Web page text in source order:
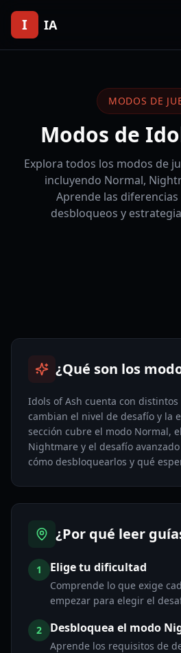
I IA
MODOS DE
Modos de
Explora todos los modos de
incluyendo Normal,
Aprende las
desbloqueos y
¿Qué son los
Idols of Ash cuenta con
cambian el nivel de desafío y la
sección cubre el modo Normal,
Nightmare y el desafío
cómo desbloquearlos y qué
¿Por qué leer
1 Elige tu dificultad
Comprende lo que exige
empezar para elegir el
2 Desbloquea el modo
Aprende los requisitos de